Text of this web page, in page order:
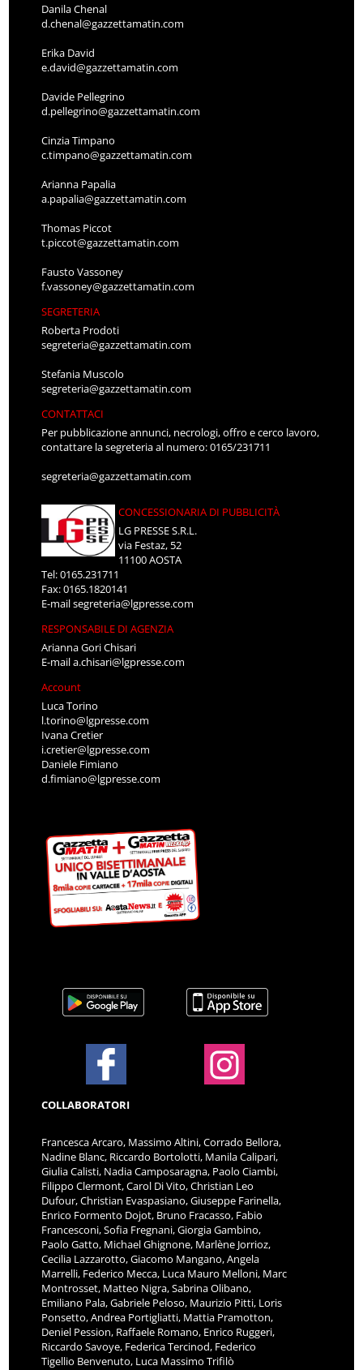
Danila Chenal
d.chenal@gazzettamatin.com
Erika David
e.david@gazzettamatin.com
Davide Pellegrino
d.pellegrino@gazzettamatin.com
Cinzia Timpano
c.timpano@gazzettamatin.com
Arianna Papalia
a.papalia@gazzettamatin.com
Thomas Piccot
t.piccot@gazzettamatin.com
Fausto Vassoney
f.vassoney@gazzettamatin.com
SEGRETERIA
Roberta Prodoti
segreteria@gazzettamatin.com
Stefania Muscolo
segreteria@gazzettamatin.com
CONTATTACI
Per pubblicazione annunci, necrologi, offro e cerco lavoro,
contattare la segreteria al numero: 0165/231711
segreteria@gazzettamatin.com
CONCESSIONARIA DI PUBBLICITÀ
LG PRESSE S.R.L.
via Festaz, 52
11100 AOSTA
Tel: 0165.231711
Fax: 0165.1820141
E-mailsegreteria@lgpresse.com
RESPONSABILE DI AGENZIA
Arianna Gori Chisari
E-maila.chisari@lgpresse.com
Account
Luca Torino
l.torino@lgpresse.com
Ivana Cretier
i.cretier@lgpresse.com
Daniele Fimiano
d.fimiano@lgpresse.com
COLLABORATORI
Francesca Arcaro, Massimo Altini, Corrado Bellora,
Nadine Blanc, Riccardo Bortolotti, Manila Calipari,
Giulia Calisti, Nadia Camposaragna, Paolo Ciambi,
Filippo Clermont, Carol Di Vito, Christian Leo
Dufour, Christian Evaspasiano, Giuseppe Farinella,
Enrico Formento Dojot, Bruno Fracasso, Fabio
Francesconi, Sofia Fregnani, Giorgia Gambino,
Paolo Gatto, Michael Ghignone, Marlène Jorrioz,
Cecilia Lazzarotto, Giacomo Mangano, Angela
Marrelli, Federico Mecca, Luca Mauro Melloni, Marc
Montrosset, Matteo Nigra, Sabrina Olibano,
Emiliano Pala, Gabriele Peloso, Maurizio Pitti, Loris
Ponsetto, Andrea Portigliatti, Mattia Pramotton,
Deniel Pession, Raffaele Romano, Enrico Ruggeri,
Riccardo Savoye, Federica Tercinod, Federico
Tigellio Benvenuto, Luca Massimo Trifilò